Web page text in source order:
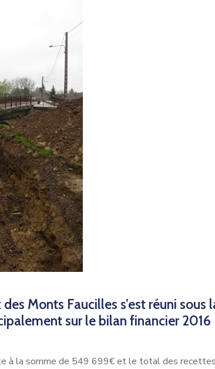
Monts Faucilles s’est réuni sous
sur le bilan financier 2016
à la somme de 549 699€ et le total des recettes